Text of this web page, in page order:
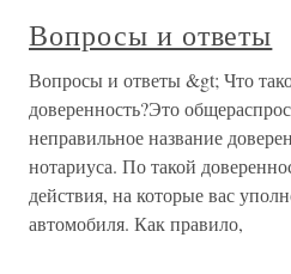
Вопросы и ответы
Вопросы и ответы &gt; Что
доверенность?Это
неправильное название
нотариуса. По такой
действия, на которые вас
автомобиля. Как правило,